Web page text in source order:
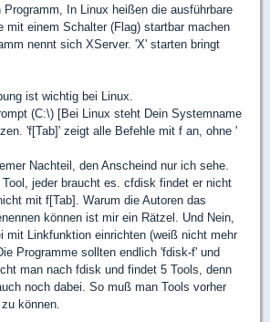
Programm, In Linux heißen die ausführbare
mit einem Schalter (Flag) startbar machen
nennt sich XServer. 'X' starten bringt
ist wichtig bei Linux.
(C:\) [Bei Linux steht Dein Systemname
'f[Tab]' zeigt alle Befehle mit f an, ohne '
Nachteil, den Anscheind nur ich sehe.
jeder braucht es. cfdisk findet er nicht
mit f[Tab]. Warum die Autoren das
können ist mir ein Rätzel. Und Nein,
mit Linkfunktion einrichten (weiß nicht mehr
Programme sollten endlich 'fdisk-f' und
man nach fdisk und findet 5 Tools, denn
noch dabei. So muß man Tools vorher
können.